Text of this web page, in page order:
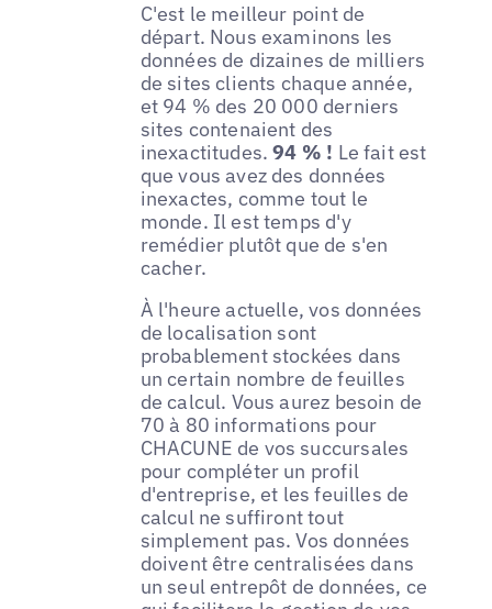
C'est le meilleur point de
départ. Nous examinons les
données de dizaines de milliers
de sites clients chaque année,
et 94 % des 20 000 derniers
sites contenaient des
inexactitudes.94 % ! Le fait est
que vous avez des données
inexactes, comme tout le
monde. Il est temps d'y
remédier plutôt que de s'en
cacher.
À l'heure actuelle, vos données
de localisation sont
probablement stockées dans
un certain nombre de feuilles
de calcul. Vous aurez besoin de
70 à 80 informations pour
CHACUNE de vos succursales
pour compléter un profil
d'entreprise, et les feuilles de
calcul ne suffiront tout
simplement pas. Vos données
doivent être centralisées dans
un seul entrepôt de données, ce